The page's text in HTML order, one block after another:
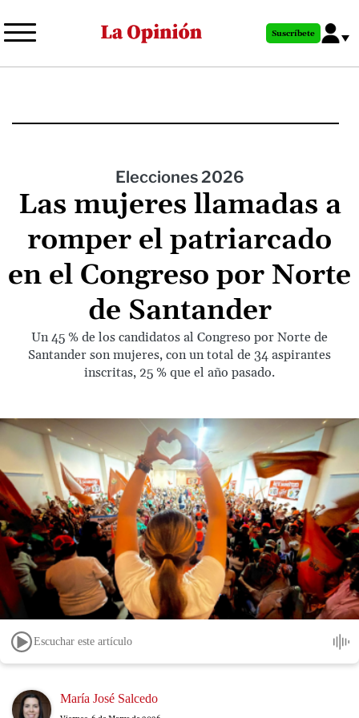
al
principal
Suscríbete
Elecciones 2026
Las mujeres llamadas a
romper el patriarcado
en el Congreso por Norte
de Santander
Un 45 % de los candidatos al Congreso por Norte de
Santander son mujeres, con un total de 34 aspirantes
inscritas, 25 % que el año pasado.
Escuchar este artículo
Image María José Salcedo